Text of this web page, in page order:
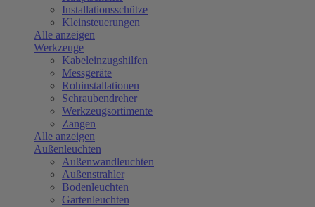
Installationsschütze
Kleinsteuerungen
Alle anzeigen
Werkzeuge
Kabeleinzugshilfen
Messgeräte
Rohinstallationen
Schraubendreher
Werkzeugsortimente
Zangen
Alle anzeigen
Außenleuchten
Außenwandleuchten
Außenstrahler
Bodenleuchten
Gartenleuchten